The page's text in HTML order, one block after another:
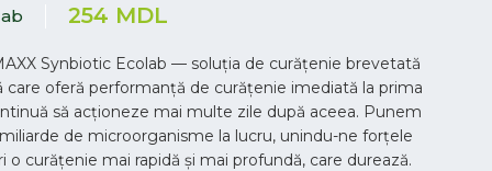
254 MDL
Synbiotic Ecolab — soluția de curățenie brevetată
care oferă performanță de curățenie imediată la prima
să acționeze mai multe zile după aceea. Punem
de microorganisme la lucru, unindu-ne forțele
o curățenie mai rapidă și mai profundă, care durează.